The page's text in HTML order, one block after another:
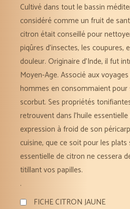
Cultivé dans tout le bassin
considéré comme un fruit de
citron était conseillé pour
piqûres d’insectes, les coupures,
douleur. Originaire d’Inde, il fut
Moyen-Age. Associé aux
hommes en consommaient pour
scorbut. Ses propriétés
retrouvent dans l’huile
expression à froid de son
cuisine, que ce soit pour les plats
essentielle de citron ne cessera
titillant vos papilles.
.
FICHE CITRON JAUNE